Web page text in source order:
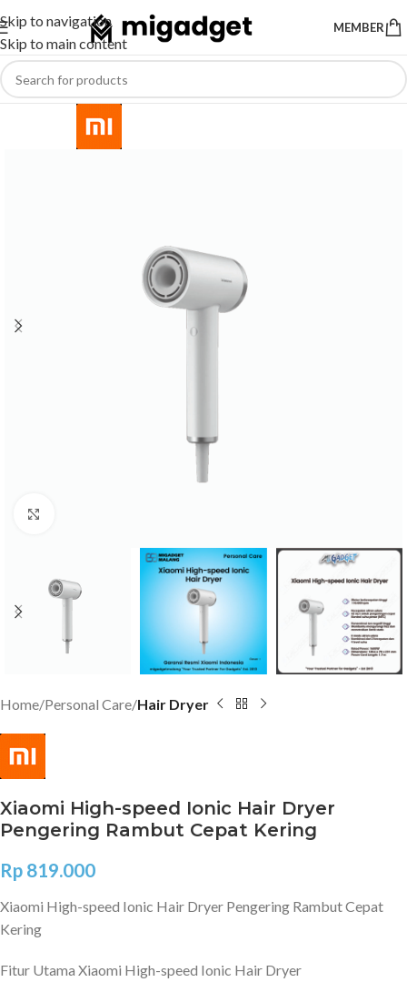
Skip to navigation
Skip to main content
MEMBER
Home Personal Care Hair Dryer
Xiaomi High-speed Ionic Hair Dryer
Pengering Rambut Cepat Kering
Rp 819.000
Xiaomi High-speed Ionic Hair Dryer Pengering Rambut Cepat
Kering
Fitur Utama Xiaomi High-speed Ionic Hair Dryer